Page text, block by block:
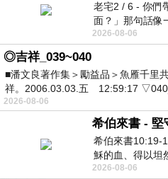
老宅2 / 6 - 你們
面？」那句話像
死盯著照片裡的
2026-08-06
◎吉祥_039~040
■潘文良著作集＞勵益品＞魚雁千里
祥。2006.03.03.五 12:59:17
2026-08-06
希伯來書 - 堅
希伯來書10:19-
穌的血、得以坦
我們開了一條又
2026-08-06